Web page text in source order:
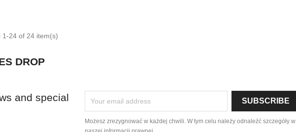
1-24 of 24 item(s)
DROP
and special
Możesz zrezygnować w każdej chwili. W tym celu należy odnaleźć szczegóły w